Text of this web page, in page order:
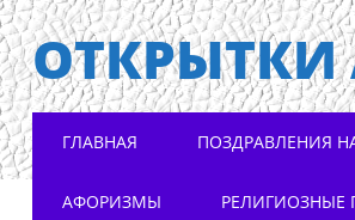
Main menu
ГЛАВНАЯ ПОЗДРАВЛЕНИЯ
АФОРИЗМЫ РЕЛИГИОЗНЫЕ